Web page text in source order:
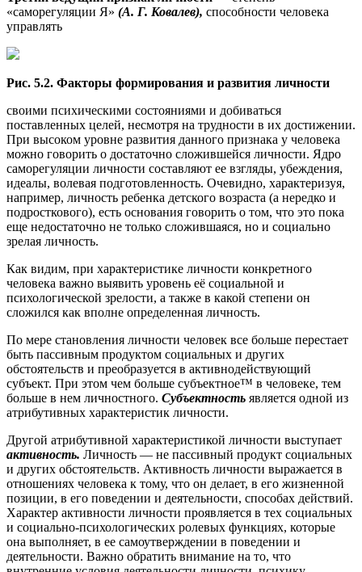
«саморегуляции Я» (А. Г. Ковалев), способности человека
управлять
Рис. 5.2. Факторы формирования и развития личности
своими психическими состояниями и добиваться
поставленных целей, несмотря на трудности в их достижении.
При высоком уровне развития данного признака у человека
можно говорить о достаточно сложившейся личности. Ядро
саморегуляции личности составляют ее взгляды, убеждения,
идеалы, волевая подготовленность. Очевидно, характеризуя,
например, личность ребенка детского возраста (а нередко и
подросткового), есть основания говорить о том, что это пока
еще недостаточно не только сложившаяся, но и социально
зрелая личность.
Как видим, при характеристике личности конкретного
человека важно выявить уровень её социальной и
психологической зрелости, а также в какой степени он
сложился как вполне определенная личность.
По мере становления личности человек все больше перестает
быть пассивным продуктом социальных и других
обстоятельств и преобразуется в активнодействующий
субъект. При этом чем больше субъектное™ в человеке, тем
больше в нем личностного. Субъектность является одной из
атрибутивных характеристик личности.
Другой атрибутивной характеристикой личности выступает
активность. Личность — не пассивный продукт социальных
и других обстоятельств. Активность личности выражается в
отношениях человека к тому, что он делает, в его жизненной
позиции, в его поведении и деятельности, способах действий.
Характер активности личности проявляется в тех социальных
и социально-психологических ролевых функциях, которые
она выполняет, в ее самоутверждении в поведении и
деятельности. Важно обратить внимание на то, что